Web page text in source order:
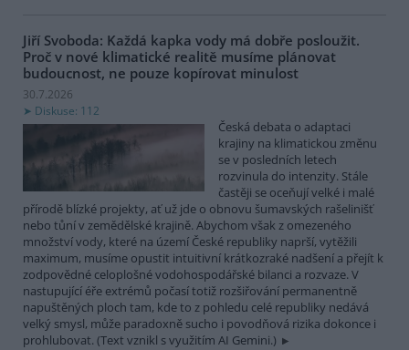
Jiří Svoboda: Každá kapka vody má dobře posloužit.
Proč v nové klimatické realitě musíme plánovat
budoucnost, ne pouze kopírovat minulost
30.7.2026
Diskuse: 112
Česká debata o adaptaci
krajiny na klimatickou změnu
se v posledních letech
rozvinula do intenzity. Stále
častěji se oceňují velké i malé
přírodě blízké projekty, ať už jde o obnovu šumavských rašelinišť
nebo tůní v zemědělské krajině. Abychom však z omezeného
množství vody, které na území České republiky naprší, vytěžili
maximum, musíme opustit intuitivní krátkozraké nadšení a přejít k
zodpovědné celoplošné vodohospodářské bilanci a rozvaze. V
nastupující éře extrémů počasí totiž rozšiřování permanentně
napuštěných ploch tam, kde to z pohledu celé republiky nedává
velký smysl, může paradoxně sucho i povodňová rizika dokonce i
prohlubovat. (Text vznikl s využitím AI Gemini.)